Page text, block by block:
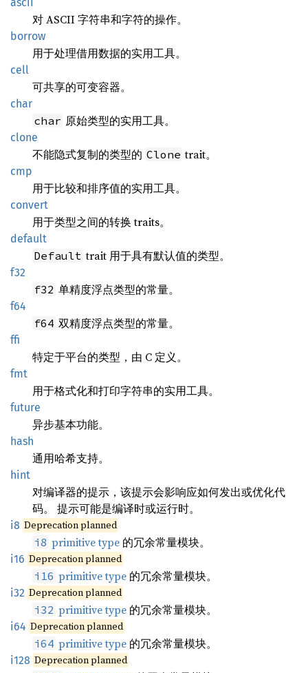
对 ASCII 字符串和字符的操作。
borrow
用于处理借用数据的实用工具。
cell
可共享的可变容器。
char
char 原始类型的实用工具。
clone
不能隐式复制的类型的 Clone trait。
cmp
用于比较和排序值的实用工具。
convert
用于类型之间的转换 traits。
default
Default trait 用于具有默认值的类型。
f32
f32 单精度浮点类型的常量。
f64
f64 双精度浮点类型的常量。
ffi
特定于平台的类型，由 C 定义。
fmt
用于格式化和打印字符串的实用工具。
future
异步基本功能。
hash
通用哈希支持。
hint
对编译器的提示，该提示会影响应如何发出或优化代
码。 提示可能是编译时或运行时。
i8 Deprecation planned
i8 primitive type 的冗余常量模块。
i16 Deprecation planned
i16 primitive type 的冗余常量模块。
i32 Deprecation planned
i32 primitive type 的冗余常量模块。
i64 Deprecation planned
i64 primitive type 的冗余常量模块。
i128 Deprecation planned